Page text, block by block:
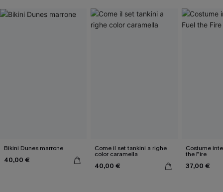
Bikini Dunes marrone
40,00 €
Come il set tankini a righe
color caramella
40,00 €
Costume
the Fire
37,00 €